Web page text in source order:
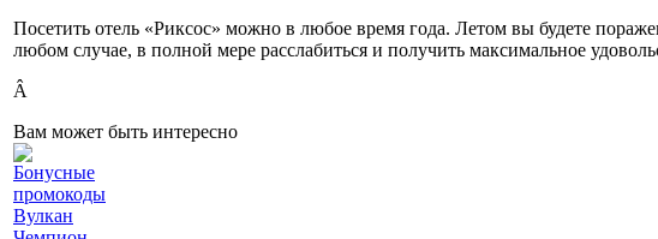
Посетить отель «Риксос» можно в любое время года. Летом вы будете
любом случае, в полной мере расслабиться и получить максимальное
Â
Вам может быть интересно
Бонусные
промокоды
Вулкан